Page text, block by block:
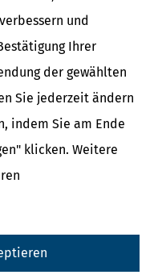
und
Ihrer
der gewählten
Sie jederzeit ändern
indem Sie am Ende
klicken. Weitere
von Daten
eines Missbrauchs der
Anspruch auf
keine Bagatellgrenze.
ein nachgewiesener